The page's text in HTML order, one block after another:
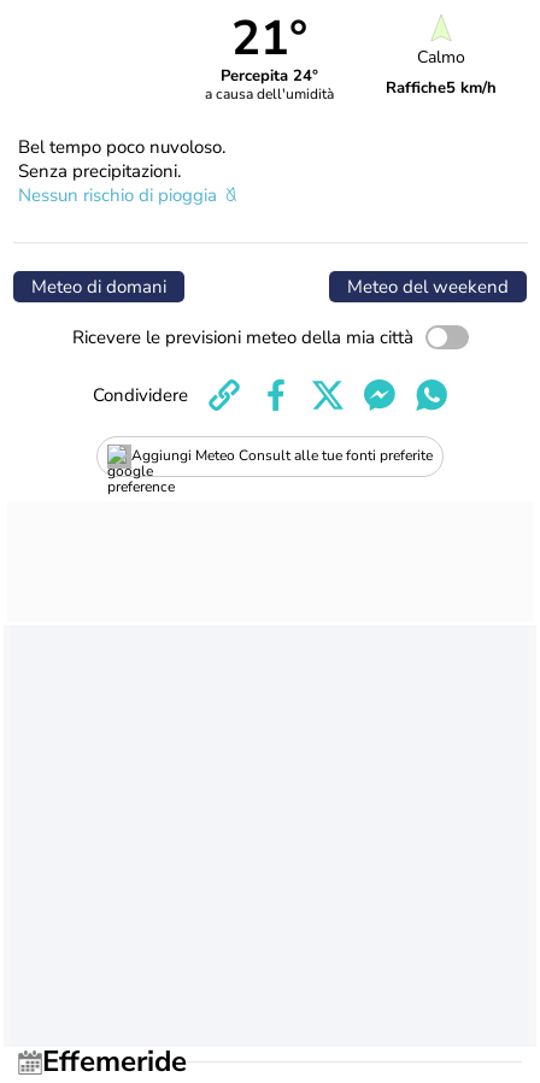
21°
Percepita 24°
a causa dell'umidità
Calmo
Raffiche5 km/h
Bel tempo poco nuvoloso.
Senza precipitazioni.
Nessun rischio di pioggia
Meteo di domani Meteo del weekend
Ricevere le previsioni meteo della mia città
Aggiungi Meteo Consult alle tue fonti preferite
Condividere
Effemeride